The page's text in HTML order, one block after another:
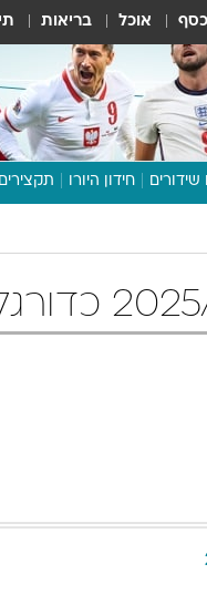
כסף אוכל בריאות
שידורים חידון היורו תקצירים